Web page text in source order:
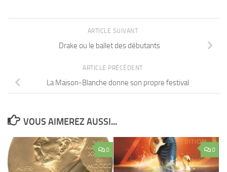
ARTICLE SUIVANT
Drake ou le ballet des débutants
ARTICLE PRÉCÉDENT
La Maison-Blanche donne son propre festival
VOUS AIMEREZ AUSSI...
0 0